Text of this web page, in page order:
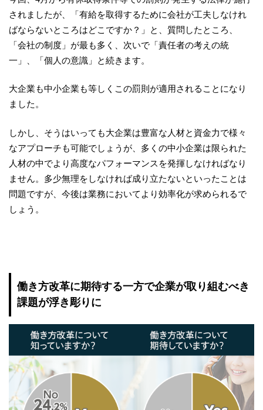
されましたが、「有給を取得するために会社が工夫しなけれ
ばならないところはどこですか？」と、質問したところ、
「会社の制度」が最も多く、次いで「責任者の考えの統
一」、「個人の意識」と続きます。
大企業も中小企業も等しくこの罰則が適用されることになり
ました。
しかし、そうはいっても大企業は豊富な人材と資金力で様々
なアプローチも可能でしょうが、多くの中小企業は限られた
人材の中でより高度なパフォーマンスを発揮しなければなり
ません。多少無理をしなければ成り立たないといったことは
問題ですが、今後は業務においてより効率化が求められるで
しょう。
働き方改革に期待する一方で企業が取り組むべき
課題が浮き彫りに